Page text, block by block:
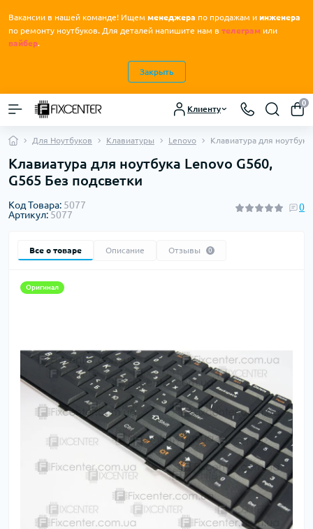
Вакансии в нашей команде! Ищем менеджера по продажам и инженера
по ремонту ноутбуков. Для деталей напишите нам в телеграм или
вайбер.
Закрыть
Клиенту
0
Для Ноутбуков Клавиатуры Lenovo Клавиатура для
Клавиатура для ноутбука Lenovo G560,
G565 Без подсветки
Код Товара: 5077
Артикул: 5077
0
Все о товаре Описание Отзывы 0
Оригинал